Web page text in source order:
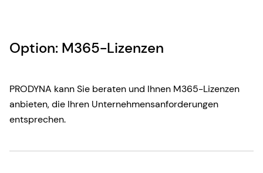
Option: M365-Lizenzen
PRODYNA kann Sie beraten und Ihnen M365-Lizenzen
anbieten, die Ihren Unternehmensanforderungen
entsprechen.